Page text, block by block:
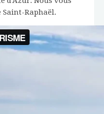
Saint-Raphaël.